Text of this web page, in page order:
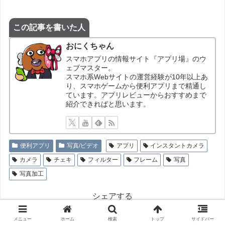
この記事を書いた人
おにくちゃん
スマホアプリの情報サイト『アプリ場』のウ
ェブマスター。
スマホ系Webサイトの運営経験が10年以上あ
り、スマホゲームから便利アプリまで精通し
ています。アプリレビューからおすすめまで
紹介できればと思います。
便利アプリ 写真/ビデオ アプリ
インスタントカメラ
カメラ
チェキ フィルター フレーム
写真
写真加工
シェアする
Facebook Threads
メニュー ホーム 検索 トップ サイドバー